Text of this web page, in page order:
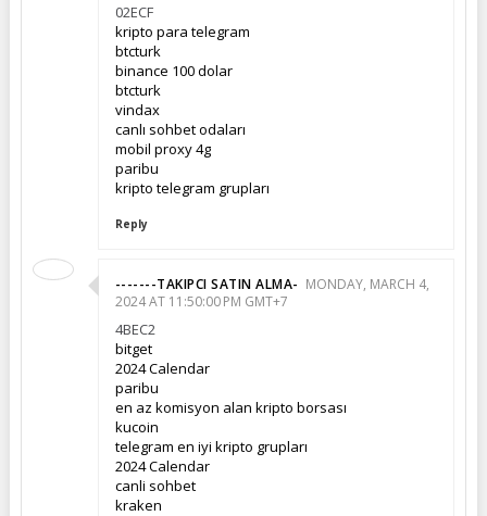
02ECF
kripto para telegram
btcturk
binance 100 dolar
btcturk
vindax
canlı sohbet odaları
mobil proxy 4g
paribu
kripto telegram grupları
Reply
-------TAKIPCI SATIN ALMA- MONDAY, MARCH 4,
2024 AT 11:50:00 PM GMT+7
4BEC2
bitget
2024 Calendar
paribu
en az komisyon alan kripto borsası
kucoin
telegram en iyi kripto grupları
2024 Calendar
canli sohbet
kraken